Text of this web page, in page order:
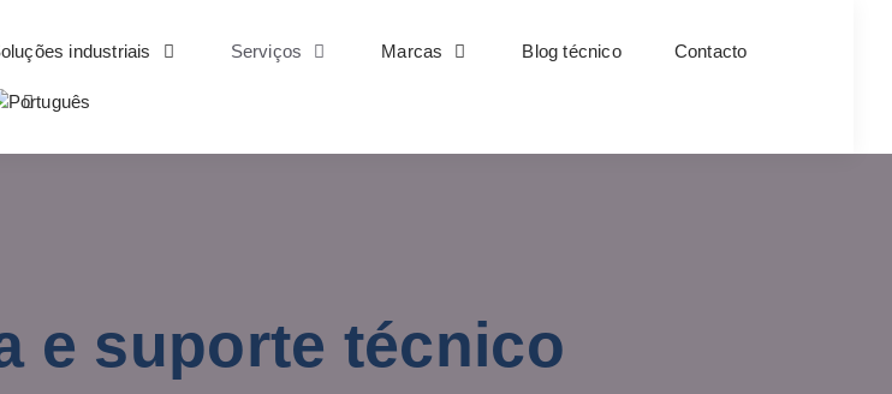
industriais Serviços Marcas Blog técnico Contacto
e suporte técnico